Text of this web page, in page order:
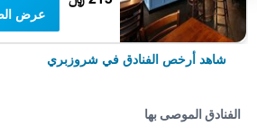
عرض
شاهد أرخص الفنادق في شروزبري
الفنادق الموصى بها